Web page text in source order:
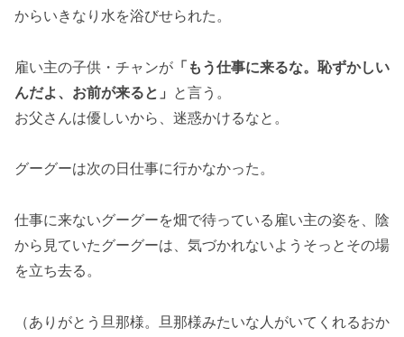
からいきなり水を浴びせられた。
雇い主の子供・チャンが 「もう仕事に来るな。恥ずかしい
んだよ、お前が来ると」 と言う。
お父さんは優しいから、迷惑かけるなと。
グーグーは次の日仕事に行かなかった。
仕事に来ないグーグーを畑で待っている雇い主の姿を、陰
から見ていたグーグーは、気づかれないようそっとその場
を立ち去る。
（ありがとう旦那様。旦那様みたいな人がいてくれるおか